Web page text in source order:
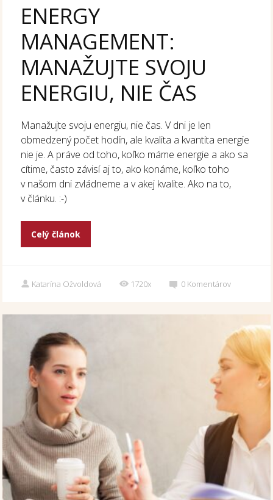
ENERGY
MANAGEMENT:
MANAŽUJTE SVOJU
ENERGIU, NIE ČAS
Manažujte svoju energiu, nie čas. V dni je len
obmedzený počet hodín, ale kvalita a kvantita energie
nie je. A práve od toho, koľko máme energie a ako sa
cítime, často závisí aj to, ako konáme, koľko toho
v našom dni zvládneme a v akej kvalite. Ako na to,
v článku. :-)
Celý článok
Katarína Ožvoldová 1720x 0 Komentárov